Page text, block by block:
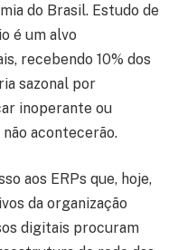
do Brasil. Estudo de
é um alvo
recebendo 10% dos
sazonal por
inoperante ou
acontecerão.
aos ERPs que, hoje,
da organização
digitais procuram